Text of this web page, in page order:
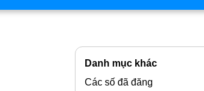
Danh mục khác
Các số đã đăng